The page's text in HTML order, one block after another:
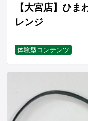
【大宮店】ひ
レンジ
体験型コンテンツ